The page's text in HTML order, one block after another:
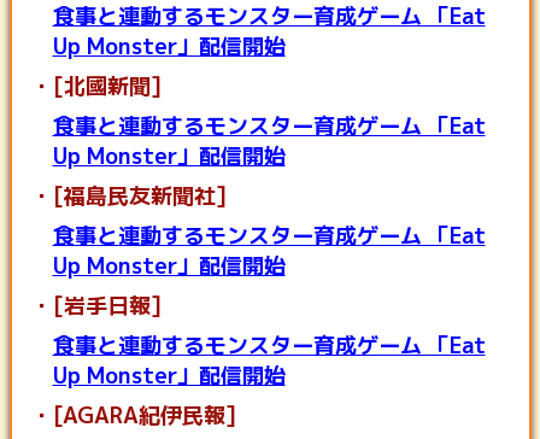
食事と連動するモンスター育成ゲーム 「Eat
Up Monster」配信開始
[北國新聞]
食事と連動するモンスター育成ゲーム 「Eat
Up Monster」配信開始
[福島民友新聞社]
食事と連動するモンスター育成ゲーム 「Eat
Up Monster」配信開始
[岩手日報]
食事と連動するモンスター育成ゲーム 「Eat
Up Monster」配信開始
[AGARA紀伊民報]